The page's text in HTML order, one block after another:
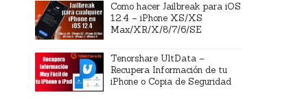
Como hacer Jailbreak para iOS
12.4 – iPhone XS/XS
Max/XR/X/8/7/6/SE
Tenorshare UltData –
Recupera Información de tu
iPhone o Copia de Seguridad